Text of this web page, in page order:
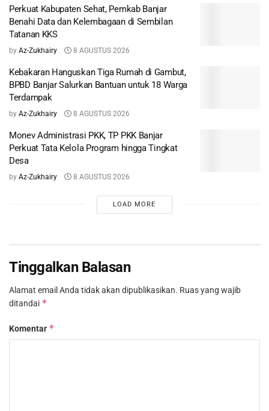
Perkuat Kabupaten Sehat, Pemkab Banjar
Benahi Data dan Kelembagaan di Sembilan
Tatanan KKS
by Az-Zukhairy 8 AGUSTUS 2026
Kebakaran Hanguskan Tiga Rumah di Gambut,
BPBD Banjar Salurkan Bantuan untuk 18 Warga
Terdampak
by Az-Zukhairy 8 AGUSTUS 2026
Monev Administrasi PKK, TP PKK Banjar
Perkuat Tata Kelola Program hingga Tingkat
Desa
by Az-Zukhairy 8 AGUSTUS 2026
LOAD MORE
Tinggalkan Balasan
Alamat email Anda tidak akan dipublikasikan. Ruas yang wajib
ditandai *
Komentar *